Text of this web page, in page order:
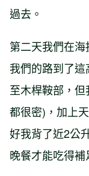
過去。
第二天我們在
我們的路到了
至木桿鞍部，
都很密)，加上
好我背了近2公
晚餐才能吃得補